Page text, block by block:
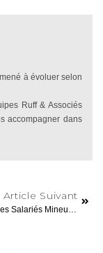
à évoluer selon
Ruff & Associés
accompagner dans
Article Suivant
Embaucher Des Salariés Mineurs Durant La Période Estivale ? C’est Possible Mais Gare Aux Erreurs !